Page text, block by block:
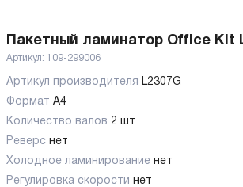
Пакетный ламинатор Office Kit
Артикул: 109-299006
Артикул производителя L2307G
Формат A4
Количество валов 2 шт
Реверс нет
Холодное ламинирование нет
Регулировка скорости нет